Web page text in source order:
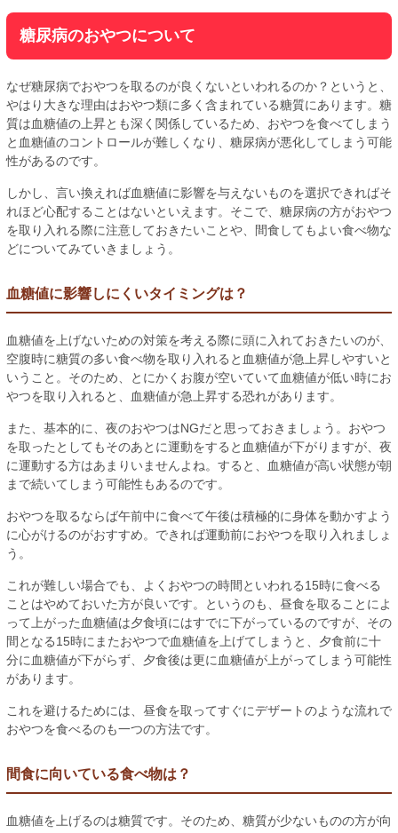
糖尿病のおやつについて
なぜ糖尿病でおやつを取るのが良くないといわれるのか？というと、
やはり大きな理由はおやつ類に多く含まれている糖質にあります。糖
質は血糖値の上昇とも深く関係しているため、おやつを食べてしまう
と血糖値のコントロールが難しくなり、糖尿病が悪化してしまう可能
性があるのです。
しかし、言い換えれば血糖値に影響を与えないものを選択できればそ
れほど心配することはないといえます。そこで、糖尿病の方がおやつ
を取り入れる際に注意しておきたいことや、間食してもよい食べ物な
どについてみていきましょう。
血糖値に影響しにくいタイミングは？
血糖値を上げないための対策を考える際に頭に入れておきたいのが、
空腹時に糖質の多い食べ物を取り入れると血糖値が急上昇しやすいと
いうこと。そのため、とにかくお腹が空いていて血糖値が低い時にお
やつを取り入れると、血糖値が急上昇する恐れがあります。
また、基本的に、夜のおやつはNGだと思っておきましょう。おやつ
を取ったとしてもそのあとに運動をすると血糖値が下がりますが、夜
に運動する方はあまりいませんよね。すると、血糖値が高い状態が朝
まで続いてしまう可能性もあるのです。
おやつを取るならば午前中に食べて午後は積極的に身体を動かすよう
に心がけるのがおすすめ。できれば運動前におやつを取り入れましょ
う。
これが難しい場合でも、よくおやつの時間といわれる15時に食べる
ことはやめておいた方が良いです。というのも、昼食を取ることによ
って上がった血糖値は夕食頃にはすでに下がっているのですが、その
間となる15時にまたおやつで血糖値を上げてしまうと、夕食前に十
分に血糖値が下がらず、夕食後は更に血糖値が上がってしまう可能性
があります。
これを避けるためには、昼食を取ってすぐにデザートのような流れで
おやつを食べるのも一つの方法です。
間食に向いている食べ物は？
血糖値を上げるのは糖質です。そのため、糖質が少ないものの方が向